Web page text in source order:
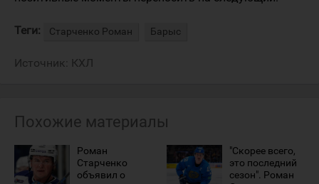
Теги: Старченко Роман Барыс
Источник: КХЛ
Похожие материалы
Роман
Старченко
объявил о
"Скорее всего,
это последний
сезон". Роман